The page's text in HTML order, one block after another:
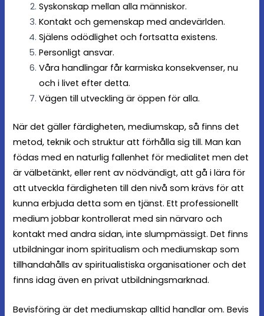
Syskonskap mellan alla människor.
Kontakt och gemenskap med andevärlden.
Själens odödlighet och fortsatta existens.
Personligt ansvar.
Våra handlingar får karmiska konsekvenser, nu
och i livet efter detta.
Vägen till utveckling är öppen för alla.
När det gäller färdigheten, mediumskap, så finns det
metod, teknik och struktur att förhålla sig till. Man kan
födas med en naturlig fallenhet för medialitet men det
är välbetänkt, eller rent av nödvändigt, att gå i lära för
att utveckla färdigheten till den nivå som krävs för att
kunna erbjuda detta som en tjänst. Ett professionellt
medium jobbar kontrollerat med sin närvaro och
kontakt med andra sidan, inte slumpmässigt. Det finns
utbildningar inom spiritualism och mediumskap som
tillhandahålls av spiritualistiska organisationer och det
finns idag även en privat utbildningsmarknad.
Bevisföring är det mediumskap alltid handlar om. Bevis